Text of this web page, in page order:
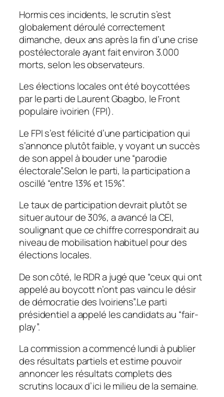
Hormis ces incidents, le scrutin s’est
globalement déroulé correctement
dimanche, deux ans après la fin d’une crise
postélectorale ayant fait environ 3.000
morts, selon les observateurs.
Les élections locales ont été boycottées
par le parti de Laurent Gbagbo, le Front
populaire ivoirien (FPI).
Le FPI s’est félicité d’une participation qui
s’annonce plutôt faible, y voyant un succès
de son appel à bouder une “parodie
électorale”.Selon le parti, la participation a
oscillé “entre 13% et 15%”.
Le taux de participation devrait plutôt se
situer autour de 30%, a avancé la CEI,
soulignant que ce chiffre correspondrait au
niveau de mobilisation habituel pour des
élections locales.
De son côté, le RDR a jugé que “ceux qui ont
appelé au boycott n’ont pas vaincu le désir
de démocratie des Ivoiriens”.Le parti
présidentiel a appelé les candidats au “fair-
play”.
La commission a commencé lundi à publier
des résultats partiels et estime pouvoir
annoncer les résultats complets des
scrutins locaux d’ici le milieu de la semaine.